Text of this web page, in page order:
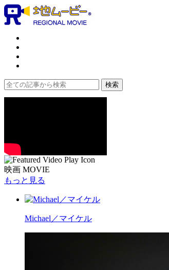
映画 MOVIE
もっと見る
Michael／マイケル